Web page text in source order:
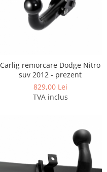
Carlig remorcare Dodge Nitro
suv 2012 - prezent
829,00 Lei
TVA inclus